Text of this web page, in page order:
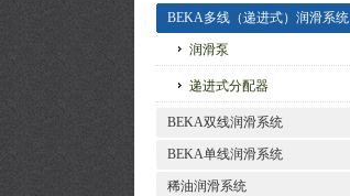
BEKA多线（递进式）润滑系统
润滑泵
递进式分配器
BEKA双线润滑系统
BEKA单线润滑系统
稀油润滑系统